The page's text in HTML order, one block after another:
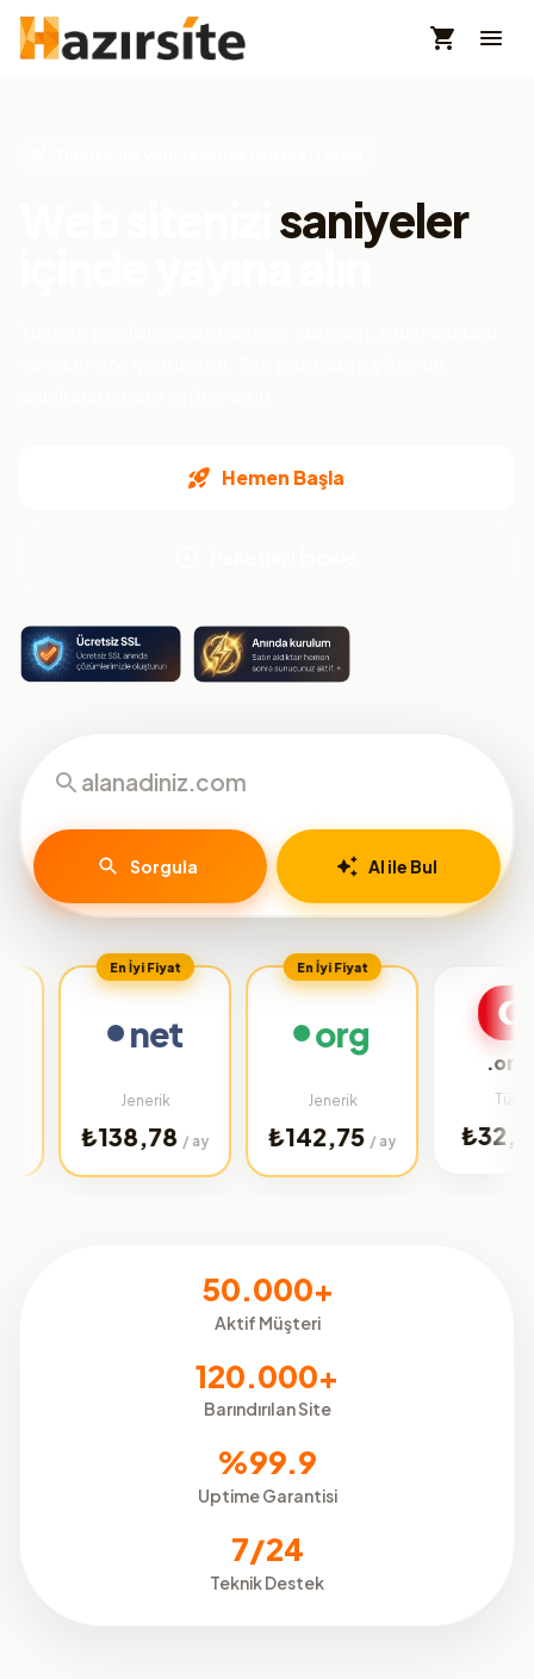
saniyeler
içinde yayına alın
Hemen Başla
Sorgula AI ile Bul
En İyi Fiyat
net
₺138,78 / ay
En İyi Fiyat
org
₺142,75 / ay
.org.tr
₺32,02 / ay
50.000+
Aktif Müşteri
120.000+
Barındırılan Site
%99.9
Uptime Garantisi
7/24
Teknik Destek